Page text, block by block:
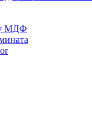
МДФ